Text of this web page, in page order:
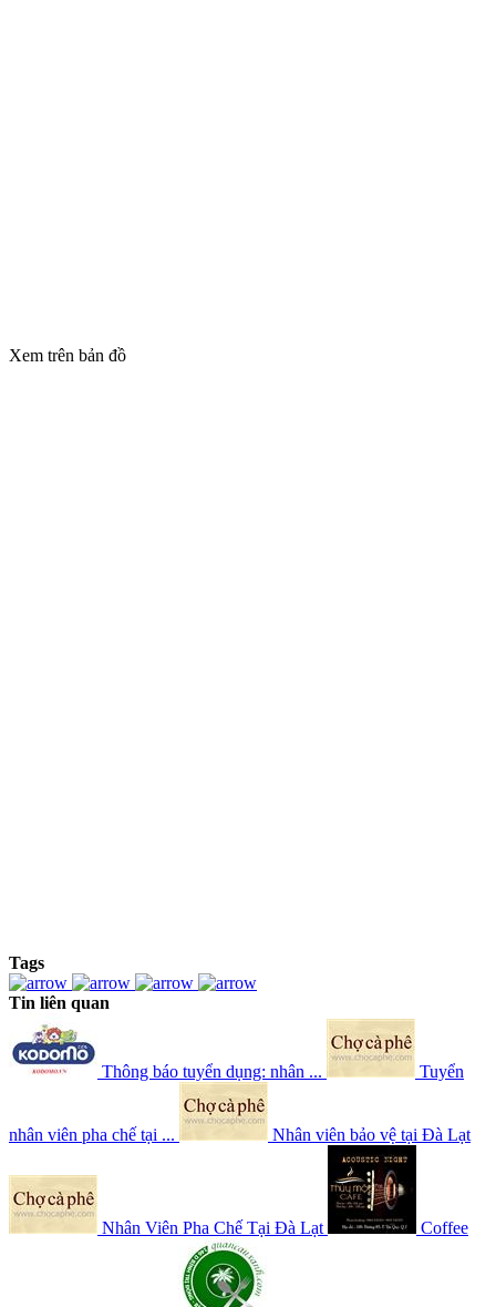
Xem trên bản đồ
Tags
Tin liên quan
Thông báo tuyển dụng: nhân ... Tuyển
nhân viên pha chế tại ... Nhân viên bảo vệ tại Đà Lạt
Nhân Viên Pha Chế Tại Đà Lạt Coffee